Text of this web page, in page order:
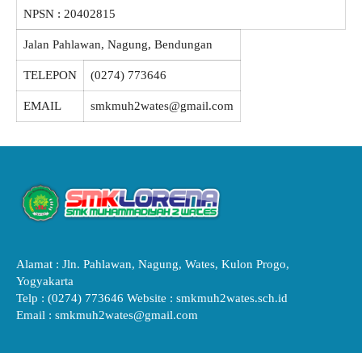
NPSN : 20402815
Jalan Pahlawan, Nagung, Bendungan
TELEPON (0274) 773646
EMAIL smkmuh2wates@gmail.com
Alamat : Jln. Pahlawan, Nagung, Wates, Kulon Progo,
Yogyakarta
Telp : (0274) 773646 Website : smkmuh2wates.sch.id
Email : smkmuh2wates@gmail.com